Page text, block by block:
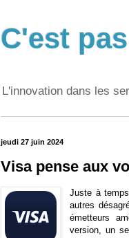
C'est
L'innovation dans les
jeudi 27 juin 2024
Visa pense aux
Juste à
autres
émetteurs
version, un